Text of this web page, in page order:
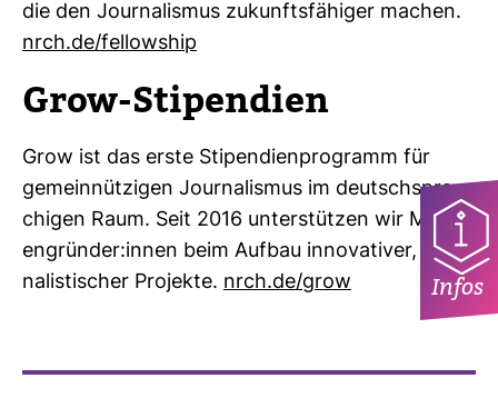
die den Jour­na­lismus zukunfts­fä­higer machen.
nrch.de/fel­low­ship
Grow-​Sti­pen­dien
Grow ist das erste Sti­pen­di­en­pro­gramm für
gemein­nüt­zigen Jour­na­lismus im deutsch­spra­
chigen Raum. Seit 2016 unter­stützen wir Medi­
en­gründer:innen beim Aufbau inno­va­tiver, jour­
na­lis­ti­scher Pro­jekte. nrch.de/grow Infos